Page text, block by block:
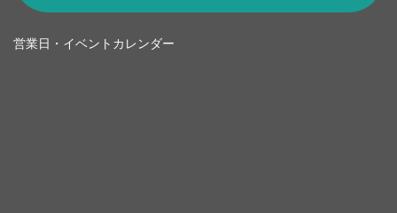
営業日・イベントカレンダー